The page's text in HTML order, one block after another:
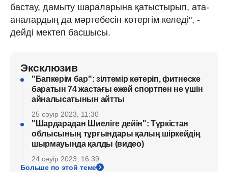
бастау, дамыту шараларына қатыстырып, ата-
аналардың да мәртебесін көтергім келеді", -
дейді мектеп басшысы.
Эксклюзив
"Бапкерім бар": зілтемір көтеріп, фитнеске
баратын 74 жастағы әжей спортпен не үшін
айналысатынын айтты
25 сәуір 2023, 11:30
"Шардарадан Шиеліге дейін": Түркістан
облысының тұрғындары қалың шіркейдің
шырмауында қалды (видео)
24 сәуір 2023, 16:39
Больше по этой теме